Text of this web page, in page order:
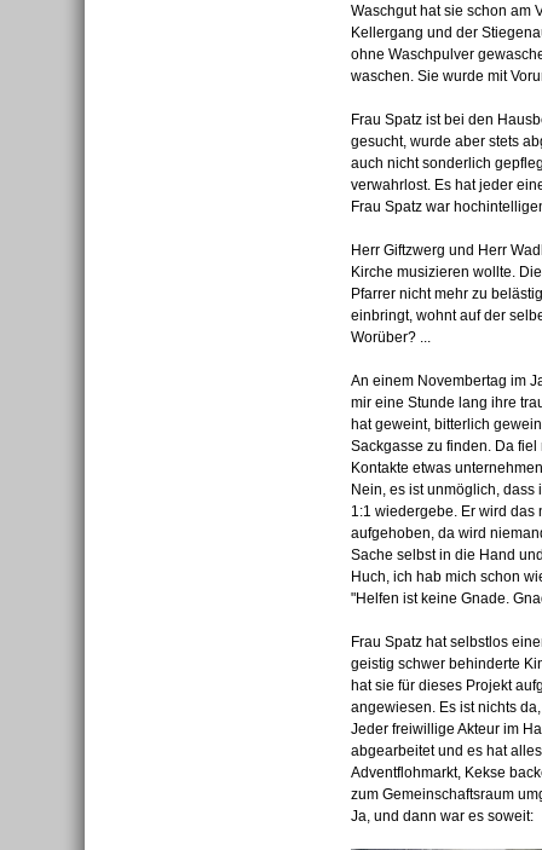
Waschgut hat sie schon am
Kellergang und der
ohne Waschpulver
waschen. Sie wurde mit
Frau Spatz ist bei den
gesucht, wurde aber stets
auch nicht sonderlich
verwahrlost. Es hat jeder
Frau Spatz war
Herr Giftzwerg und Herr
Kirche musizieren wollte.
Pfarrer nicht mehr zu
einbringt, wohnt auf der
Worüber? ...
An einem Novembertag im
mir eine Stunde lang ihre
hat geweint, bitterlich
Sackgasse zu finden. Da
Kontakte etwas
Nein, es ist unmöglich,
1:1 wiedergebe. Er wird das
aufgehoben, da wird
Sache selbst in die Hand
Huch, ich hab mich schon
"Helfen ist keine Gnade.
Frau Spatz hat selbstlos
geistig schwer behinderte
hat sie für dieses Projekt
angewiesen. Es ist nichts
Jeder freiwillige Akteur im
abgearbeitet und es hat
Adventflohmarkt, Kekse
zum Gemeinschaftsraum
Ja, und dann war es soweit: